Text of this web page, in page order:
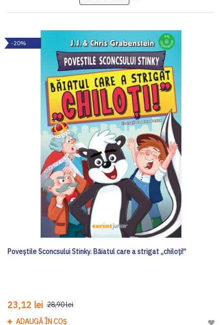
-20%
Poveștile Sconcsului Stinky. Băiatul care a strigat „chiloți!”
23,12 lei 28,90 lei
ADAUGĂ ÎN COȘ